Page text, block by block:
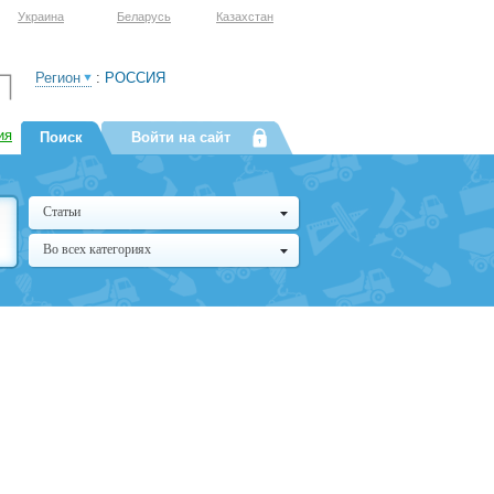
Украина Беларусь Казахстан
Регион : РОССИЯ
Поиск Войти на сайт
Статьи
Во всех категориях